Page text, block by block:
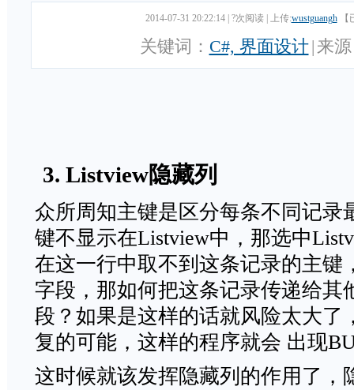
2014-07-31 20:22:14 ?次阅读 上传:wustguangh
关键词： C#, 界面设计| 来
3. Listview隐藏列
众所周知主键是区分每条不同记录
键不显示在Listview中，那选中
在这一行中取不到这条记录的主键
字段，那如何把这条记录传递给其
段？如果是这样的话就风险太大了
复的可能，这样的程序就会 出现
这时候就该发挥隐藏列的作用了，